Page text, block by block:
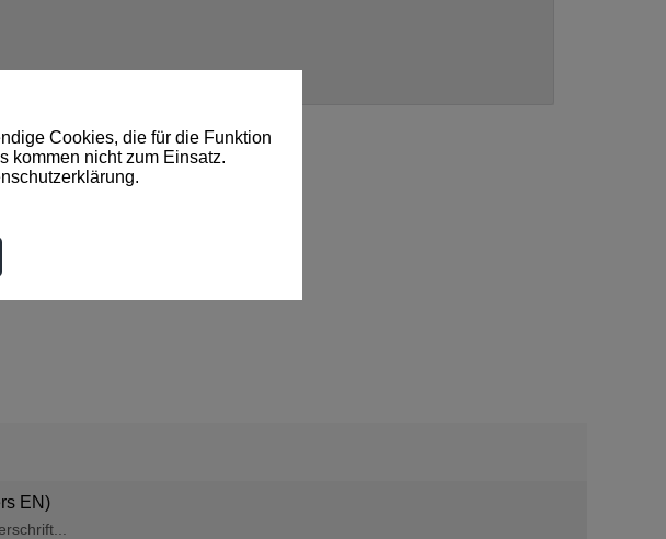
Cookies, die für die Funktion
kommen nicht zum Einsatz.
.
EN)